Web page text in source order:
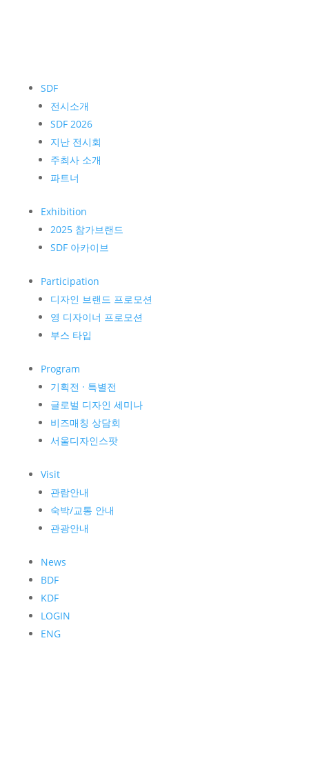
SDF
전시소개
SDF 2026
지난 전시회
주최사 소개
파트너
Exhibition
2025 참가브랜드
SDF 아카이브
Participation
디자인 브랜드 프로모션
영 디자이너 프로모션
부스 타입
Program
기획전 · 특별전
글로벌 디자인 세미나
비즈매칭 상담회
서울디자인스팟
Visit
관람안내
숙박/교통 안내
관광안내
News
BDF
KDF
LOGIN
ENG